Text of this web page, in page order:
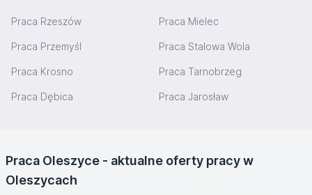
Praca Rzeszów Praca Mielec
Praca Przemyśl Praca Stalowa Wola
Praca Krosno Praca Tarnobrzeg
Praca Dębica Praca Jarosław
Praca Oleszyce - aktualne oferty pracy w
Oleszycach